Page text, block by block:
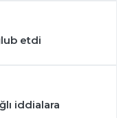
etdi
iddialara